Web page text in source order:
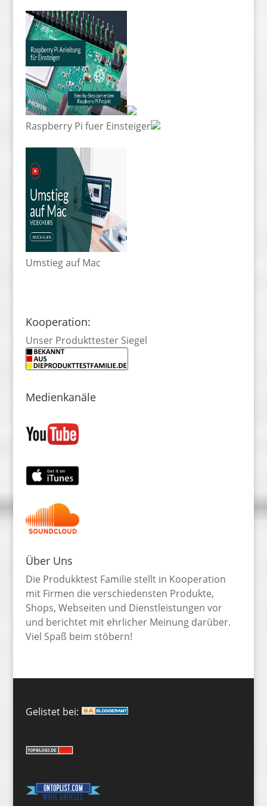
Raspberry Pi fuer Einsteiger
Umstieg auf Mac
Kooperation:
Unser Produkttester Siegel
Medienkanäle
Über Uns
Die Produkktest Familie stellt in Kooperation
mit Firmen die verschiedensten Produkte,
Shops, Webseiten und Dienstleistungen vor
und berichtet mit ehrlicher Meinung darüber.
Viel Spaß beim stöbern!
Gelistet bei: